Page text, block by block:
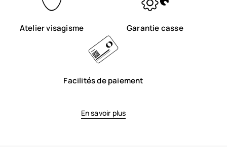
Atelier visagisme Garantie casse
Facilités de paiement
En savoir plus